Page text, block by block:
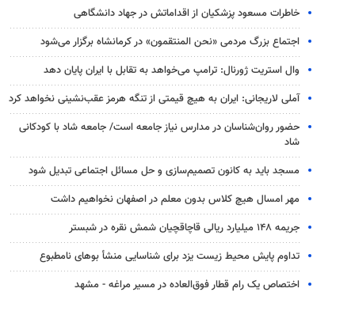
خاطرات مسعود پزشکیان از اقداماتش در جهاد دانشگاهی
اجتماع بزرگ مردمی «نحن المنتقمون» در کرمانشاه برگزار می‌شود
وال‌ استریت ژورنال: ترامپ می‌خواهد به تقابل با ایران پایان دهد
آملی‌ لاریجانی: ایران به هیچ قیمتی از تنگه هرمز عقب‌نشینی نخواهد کرد
حضور روان‌شناسان در مدارس نیاز جامعه است/ جامعه شاد با کودکانی
شاد
مسجد باید به کانون تصمیم‌سازی و حل مسائل اجتماعی تبدیل شود
مهر امسال هیچ کلاس بدون معلم در اصفهان نخواهیم داشت
جریمه ۱۴۸ میلیارد ریالی قاچاقچیان شمش نقره در شبستر
تداوم پایش‌ محیط زیست یزد برای شناسایی منشأ بوهای نامطبوع
اختصاص یک رام قطار فوق‌العاده در مسیر مراغه - مشهد